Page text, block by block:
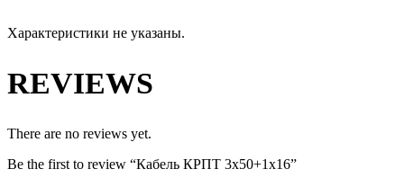
Характеристики не указаны.
REVIEWS
There are no reviews yet.
Be the first to review “Кабель КРПТ 3х50+1х16”